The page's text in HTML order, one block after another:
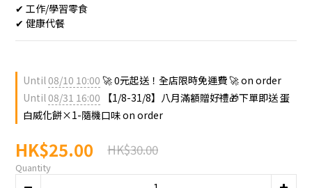
✔ 工作/學習零食
✔ 健康代餐
Until08/10 10:00 🚀 0元起送！全店限時免運費 🚀 on order
Until08/31 16:00 【1/8-31/8】八月滿額贈好禮🎁下單即送 蛋
白威化餅×1-隨機口味 on order
HK$25.00 HK$30.00
Quantity